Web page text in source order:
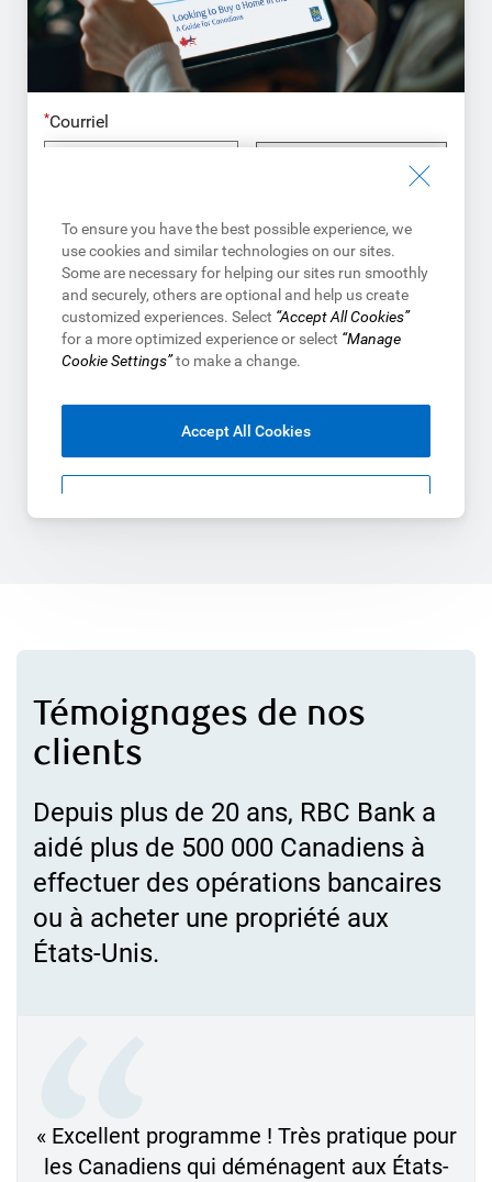
Témoignages de nos
clients
Depuis plus de 20 ans, RBC Bank a
aidé plus de 500 000 Canadiens à
effectuer des opérations bancaires
ou à acheter une propriété aux
États-Unis.
« Excellent programme ! Très pratique pour
les Canadiens qui déménagent aux États-